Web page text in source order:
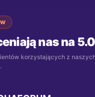
nas na 5.0
korzystających z naszych